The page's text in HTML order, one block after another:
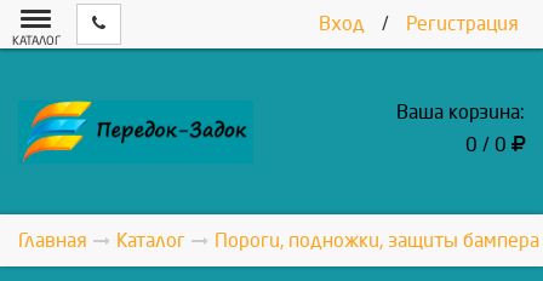
Вход / Регистрация
КАТАЛОГ
Ваша корзина:
0 / 0
Главная Каталог Пороги, подножки, защиты